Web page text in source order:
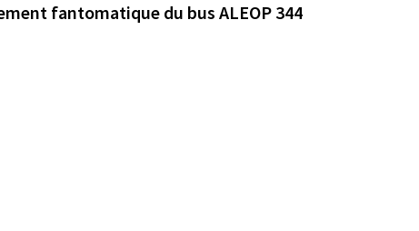
fantomatique du bus ALEOP 344